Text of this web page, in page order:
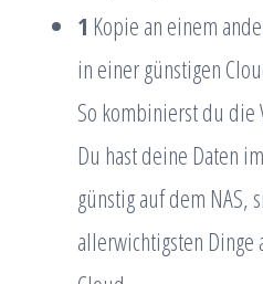
1 Kopie an einem
in einer günstigen
So kombinierst du
Du hast deine Daten
günstig auf dem NAS,
allerwichtigsten